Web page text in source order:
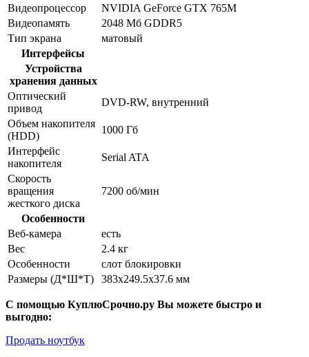
Видеопроцессор
NVIDIA GeForce GTX 765M
Видеопамять
2048 Мб GDDR5
Тип экрана
матовый
Интерфейсы
Устройства
хранения данных
Оптический
привод
DVD-RW, внутренний
Объем накопителя
(HDD)
1000 Гб
Интерфейс
накопителя
Serial ATA
Скорость
вращения
жесткого диска
7200 об/мин
Особенности
Веб-камера
есть
Вес
2.4 кг
Особенности
слот блокировки
Размеры (Д*Ш*Т)
383x249.5x37.6 мм
С помощью КуплюСрочно.ру Вы можете быстро и
выгодно:
Продать ноутбук